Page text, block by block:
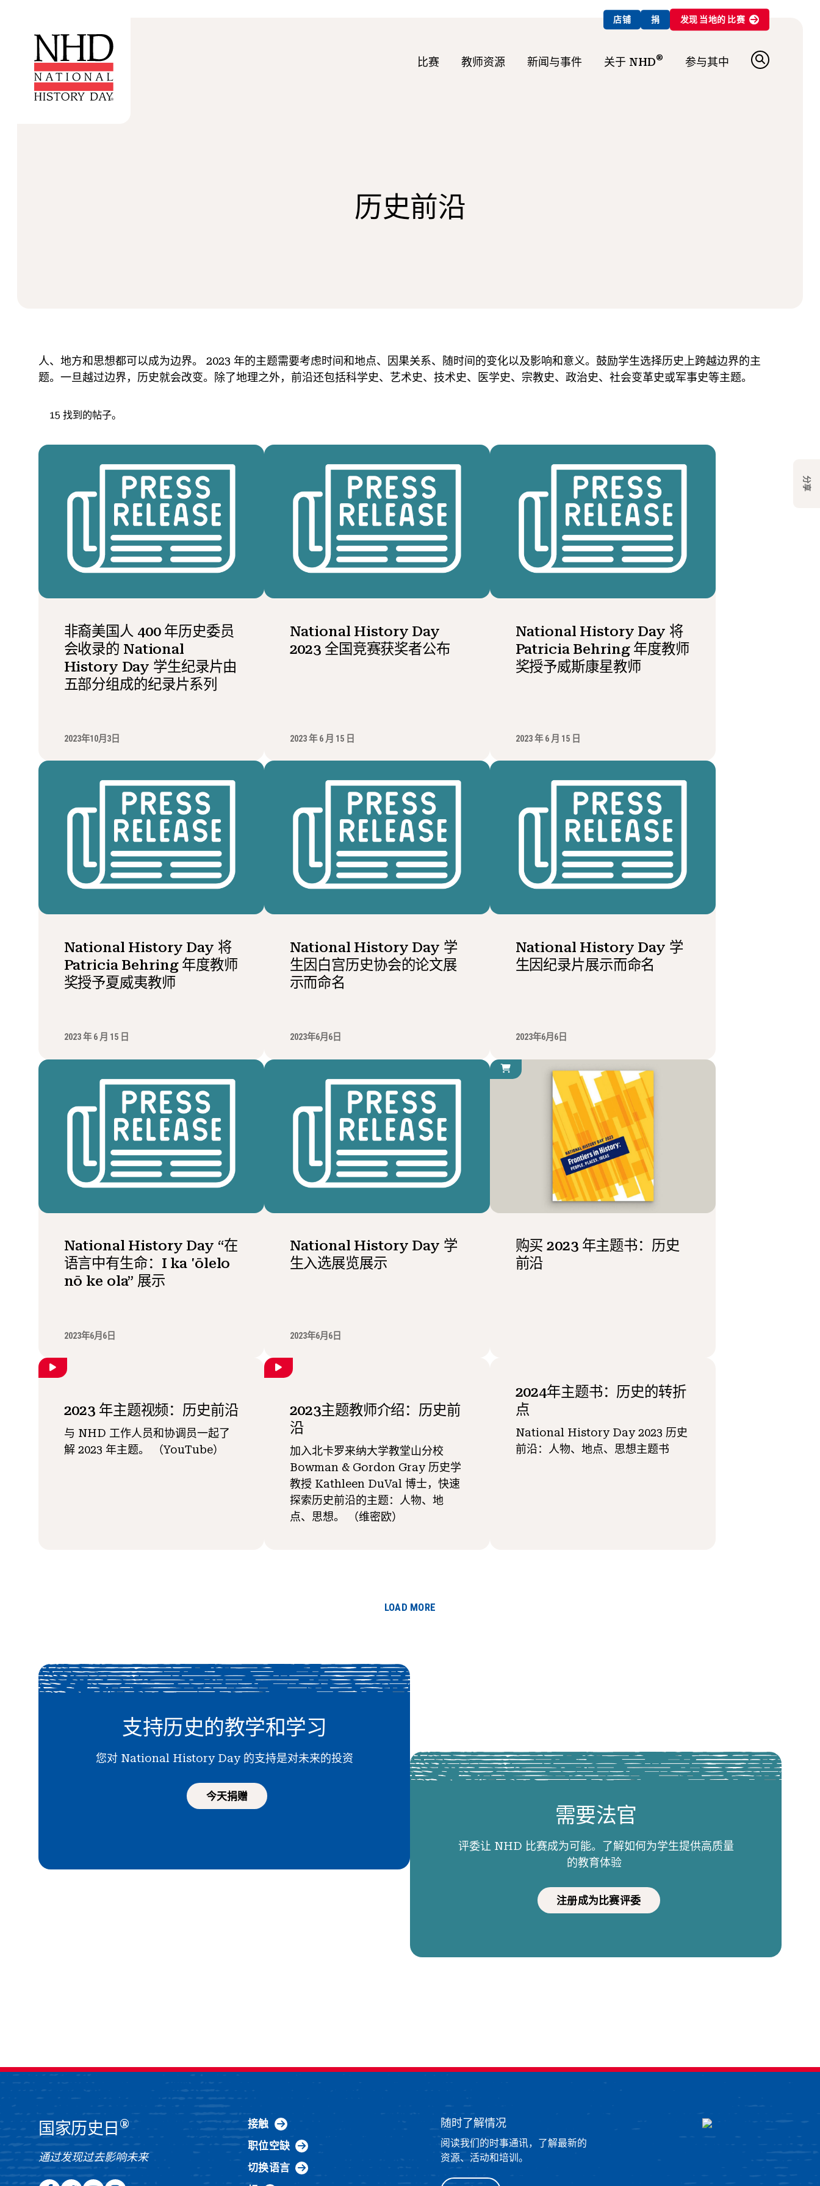
店铺 捐 发现 当地的 比赛
比赛 教师资源 新闻与事件 关于 NHD® 参与其中
历史前沿
人、地方和思想都可以成为边界。 2023 年的主题需要考虑时间和地点、因果关系、随时间的变化以及影响和意义。鼓励学生选择历史上跨越边界的主
题。一旦越过边界，历史就会改变。除了地理之外，前沿还包括科学史、艺术史、技术史、医学史、宗教史、政治史、社会变革史或军事史等主题。
15 找到的帖子。
非裔美国人 400 年历史委员
会收录的 National
History Day 学生纪录片由
五部分组成的纪录片系列
2023年10月3日
National History Day
2023 全国竞赛获奖者公布
2023 年 6 月 15 日
National History Day 将
Patricia Behring 年度教师
奖授予威斯康星教师
2023 年 6 月 15 日
National History Day 将
Patricia Behring 年度教师
奖授予夏威夷教师
2023 年 6 月 15 日
National History Day 学
生因白宫历史协会的论文展
示而命名
2023年6月6日
National History Day 学
生因纪录片展示而命名
2023年6月6日
National History Day “在
语言中有生命：I ka 'ōlelo
nō ke ola” 展示
2023年6月6日
National History Day 学
生入选展览展示
2023年6月6日
购买 2023 年主题书：历史
前沿
2023 年主题视频：历史前沿
与 NHD 工作人员和协调员一起了
解 2023 年主题。 （YouTube）
2023主题教师介绍：历史前
沿
加入北卡罗来纳大学教堂山分校
Bowman & Gordon Gray 历史学
教授 Kathleen DuVal 博士，快速
探索历史前沿的主题：人物、地
点、思想。 （维密欧）
2024年主题书：历史的转折
点
National History Day 2023 历史
前沿：人物、地点、思想主题书
LOAD MORE
支持历史的教学和学习
您对 National History Day 的支持是对未来的投资
今天捐赠
需要法官
评委让 NHD 比赛成为可能。了解如何为学生提供高质量
的教育体验
注册成为比赛评委
分享
国家历史日®
通过发现过去影响未来
接触
职位空缺
切换语言
随时了解情况
阅读我们的时事通讯，了解最新的
资源、活动和培训。